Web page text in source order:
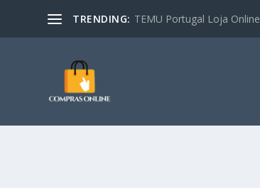
TRENDING: TEMU Portugal Loja Online